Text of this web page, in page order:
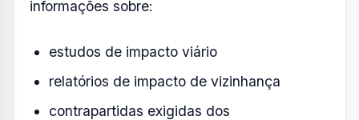
informações sobre:
estudos de impacto viário
relatórios de impacto de vizinhança
contrapartidas exigidas dos